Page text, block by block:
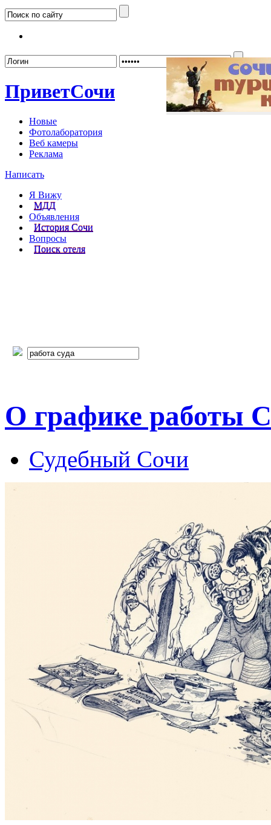
ПриветСочи
Новые
Фотолаборатория
Веб камеры
Реклама
Написать
Я Вижу
МДД
Объявления
История Сочи
Вопросы
Поиск отеля
О графике работы
Судебный Сочи